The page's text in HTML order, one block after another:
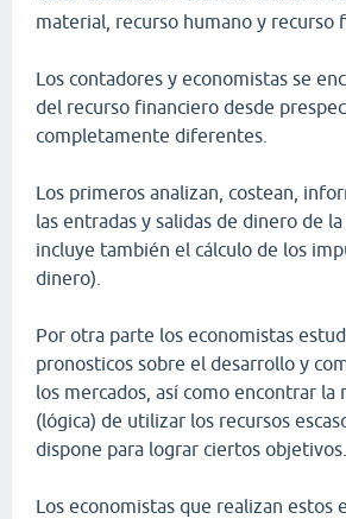
material, recurso humano y recurso
Los contadores y economistas se
del recurso financiero desde
completamente diferentes.
Los primeros analizan, costean,
las entradas y salidas de dinero de
incluye también el cálculo de los
dinero).
Por otra parte los economistas
pronosticos sobre el desarrollo y
los mercados, así como encontrar la
(lógica) de utilizar los recursos
dispone para lograr ciertos objetivos.
Los economistas que realizan estos